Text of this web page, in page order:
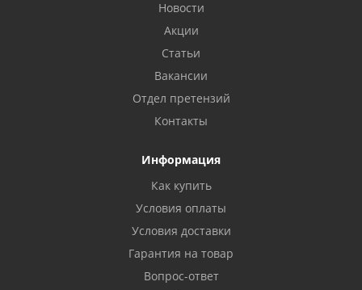
Новости
Акции
Статьи
Вакансии
Отдел претензий
Контакты
Информация
Как купить
Условия оплаты
Условия доставки
Гарантия на товар
Вопрос-ответ